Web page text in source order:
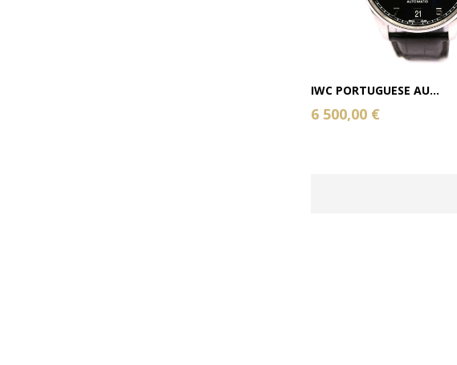
IWC PORTUGUESE AU...
6 500,00 €